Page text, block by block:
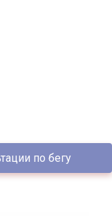
по бегу